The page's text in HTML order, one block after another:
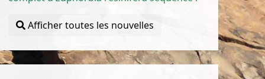
Afficher toutes les nouvelles